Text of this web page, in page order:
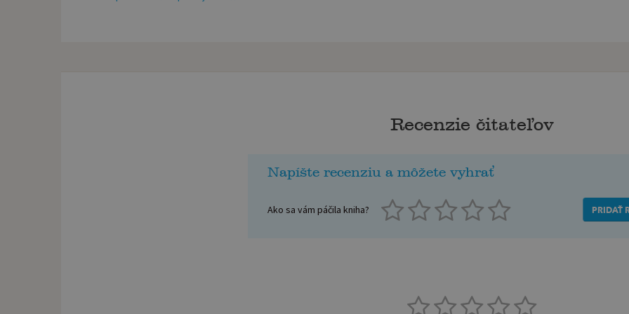
Recenzie čitateľov
Napíšte recenziu a môžete vyhrať
Ako sa vám páčila kniha? PRIDAŤ